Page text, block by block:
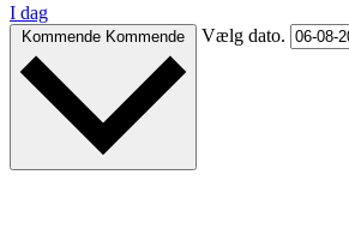
I dag
Kommende Kommende Vælg dato.